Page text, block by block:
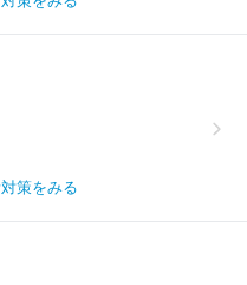
策をみる